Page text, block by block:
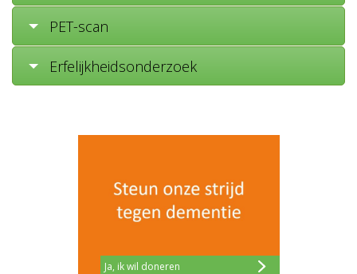
PET-scan
Erfelijkheidsonderzoek
Ja, ik wil doneren